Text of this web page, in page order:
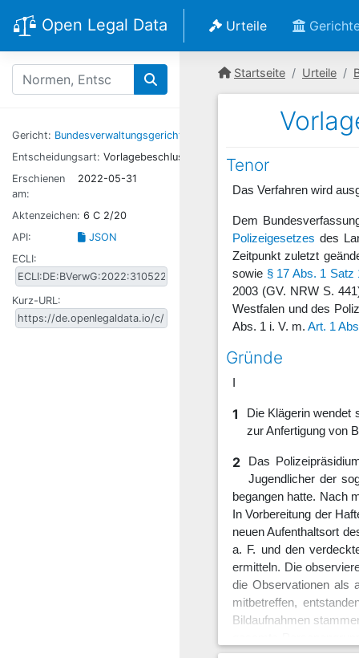
Open Legal Data Urteile
Gericht: Bundesverwaltungsgericht
Entscheidungsart: Vorlagebeschluss
Erschienen
am:
2022-05-31
Aktenzeichen: 6 C 2/20
API:
JSON
ECLI:
Kurz-URL:
Startseite Urteile
Tenor
Das Verfahren wird
Dem
Polizeigesetzes des
Zeitpunkt zuletzt
sowie § 17 Abs. 1 Satz
2003 (GV. NRW S.
Westfalen und des
Abs. 1 i. V. m. Art. 1
Gründe
1
Die Klägerin wendet
zur Anfertigung von
2
Das
Jugendlicher der
begangen hatte. Nach
In Vorbereitung der
neuen Aufenthaltsort
a. F. und den
ermitteln. Die
die Observationen als
mitbetreffen,
Bildaufnahmen